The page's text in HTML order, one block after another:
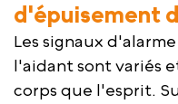
d'épuisement
Les signaux
l'aidant sont variés
corps que l'esprit.